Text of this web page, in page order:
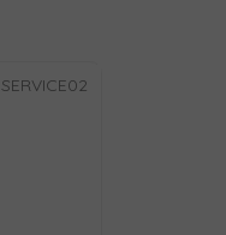
SERVICE02